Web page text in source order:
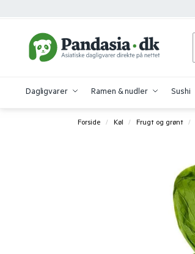
Dagligvarer Ramen & nudler Sushi
Forside / Køl / Frugt og grønt /